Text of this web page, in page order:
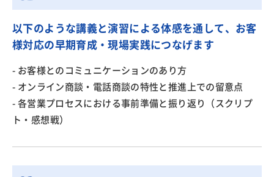
以下のような講義と演習による体感を通して、お客
様対応の早期育成・現場実践につなげます
- お客様とのコミュニケーションのあり方
- オンライン商談・電話商談の特性と推進上での留意点
- 各営業プロセスにおける事前準備と振り返り（スクリプ
ト・感想戦）